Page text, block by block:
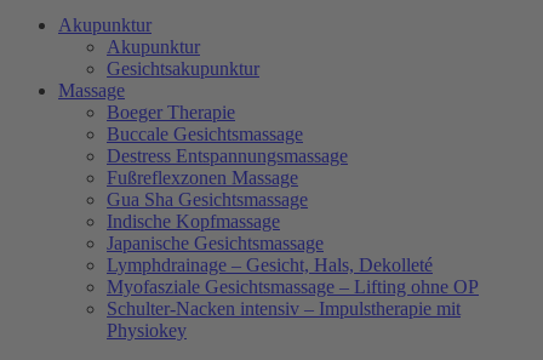
Akupunktur
Akupunktur
Gesichtsakupunktur
Massage
Boeger Therapie
Buccale Gesichtsmassage
Destress Entspannungsmassage
Fußreflexzonen Massage
Gua Sha Gesichtsmassage
Indische Kopfmassage
Japanische Gesichtsmassage​
Lymphdrainage – Gesicht, Hals, Dekolleté
Myofasziale Gesichtsmassage​ – Lifting ohne OP
Schulter-Nacken intensiv – Impulstherapie mit
Physiokey